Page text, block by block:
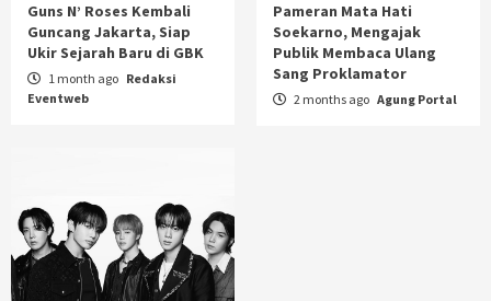
Guns N’ Roses Kembali
Guncang Jakarta, Siap
Ukir Sejarah Baru di GBK
1 month ago Redaksi
Eventweb
Pameran Mata Hati
Soekarno, Mengajak
Publik Membaca Ulang
Sang Proklamator
2 months ago Agung Portal